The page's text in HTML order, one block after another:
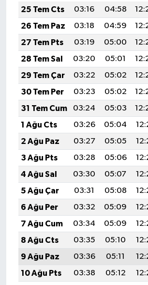
25 Tem Cts
03:16 04:58
26 Tem Paz
03:18 04:59
27 Tem Pts
03:19 05:00
28 Tem Sal
03:20 05:01
29 Tem Çar
03:22 05:02
30 Tem Per
03:23 05:02
31 Tem Cum
03:24 05:03
1 Ağu Cts
03:26 05:04
2 Ağu Paz
03:27 05:05
3 Ağu Pts
03:28 05:06
4 Ağu Sal
03:30 05:07
5 Ağu Çar
03:31 05:08
6 Ağu Per
03:32 05:09
7 Ağu Cum
03:34 05:09
8 Ağu Cts
03:35 05:10
9 Ağu Paz
03:36 05:11
10 Ağu Pts
03:38 05:12